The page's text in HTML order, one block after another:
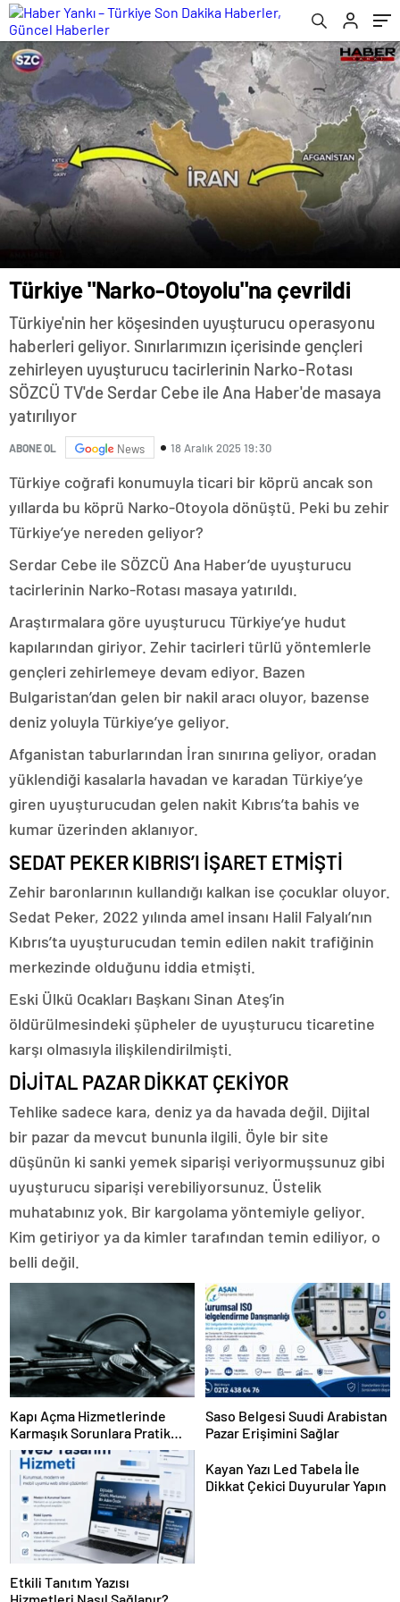
Türkiye "Narko-Otoyolu"na çevrildi
Türkiye'nin her köşesinden uyuşturucu operasyonu
haberleri geliyor. Sınırlarımızın içerisinde gençleri
zehirleyen uyuşturucu tacirlerinin Narko-Rotası
SÖZCÜ TV'de Serdar Cebe ile Ana Haber'de masaya
yatırılıyor
ABONE OL News 18 Aralık 2025 19:30
Türkiye coğrafi konumuyla ticari bir köprü ancak son
yıllarda bu köprü Narko-Otoyola dönüştü. Peki bu zehir
Türkiye’ye nereden geliyor?
Serdar Cebe ile SÖZCÜ Ana Haber’de uyuşturucu
tacirlerinin Narko-Rotası masaya yatırıldı.
Araştırmalara göre uyuşturucu Türkiye’ye hudut
kapılarından giriyor. Zehir tacirleri türlü yöntemlerle
gençleri zehirlemeye devam ediyor. Bazen
Bulgaristan’dan gelen bir nakil aracı oluyor, bazense
deniz yoluyla Türkiye’ye geliyor.
Afganistan taburlarından İran sınırına geliyor, oradan
yüklendiği kasalarla havadan ve karadan Türkiye’ye
giren uyuşturucudan gelen nakit Kıbrıs’ta bahis ve
kumar üzerinden aklanıyor.
SEDAT PEKER KIBRIS’I İŞARET ETMİŞTİ
Zehir baronlarının kullandığı kalkan ise çocuklar oluyor.
Sedat Peker, 2022 yılında amel insanı Halil Falyalı’nın
Kıbrıs’ta uyuşturucudan temin edilen nakit trafiğinin
merkezinde olduğunu iddia etmişti.
Eski Ülkü Ocakları Başkanı Sinan Ateş’in
öldürülmesindeki şüpheler de uyuşturucu ticaretine
karşı olmasıyla ilişkilendirilmişti.
DİJİTAL PAZAR DİKKAT ÇEKİYOR
Tehlike sadece kara, deniz ya da havada değil. Dijital
bir pazar da mevcut bununla ilgili. Öyle bir site
düşünün ki sanki yemek siparişi veriyormuşsunuz gibi
uyuşturucu siparişi verebiliyorsunuz. Üstelik
muhatabınız yok. Bir kargolama yöntemiyle geliyor.
Kim getiriyor ya da kimler tarafından temin ediliyor, o
belli değil.
Kapı Açma Hizmetlerinde
Karmaşık Sorunlara Pratik
Çözümler
Saso Belgesi Suudi Arabistan
Pazar Erişimini Sağlar
Etkili Tanıtım Yazısı
Kayan Yazı Led Tabela İle
Dikkat Çekici Duyurular Yapın